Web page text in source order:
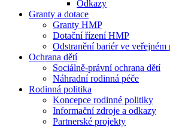
Odkazy
Granty a dotace
Granty HMP
Dotační řízení HMP
Odstranění bariér ve veřejném
Ochrana dětí
Sociálně-právní ochrana dětí
Náhradní rodinná péče
Rodinná politika
Koncepce rodinné politiky
Informační zdroje a odkazy
Partnerské projekty